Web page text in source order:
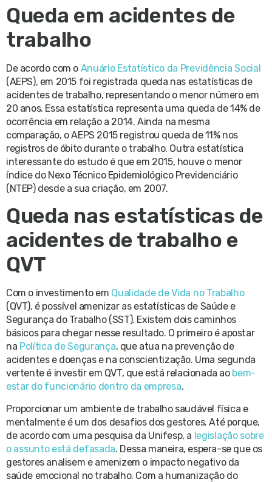
Queda em acidentes de
trabalho
De acordo com o Anuário Estatístico da Previdência Social
(AEPS), em 2015 foi registrada queda nas estatísticas de
acidentes de trabalho, representando o menor número em
20 anos. Essa estatística representa uma queda de 14% de
ocorrência em relação a 2014. Ainda na mesma
comparação, o AEPS 2015 registrou queda de 11% nos
registros de óbito durante o trabalho. Outra estatística
interessante do estudo é que em 2015, houve o menor
índice do Nexo Técnico Epidemiológico Previdenciário
(NTEP) desde a sua criação, em 2007.
Queda nas estatísticas de
acidentes de trabalho e
QVT
Com o investimento em Qualidade de Vida no Trabalho
(QVT), é possível amenizar as estatísticas de Saúde e
Segurança do Trabalho (SST). Existem dois caminhos
básicos para chegar nesse resultado. O primeiro é apostar
na Política de Segurança, que atua na prevenção de
acidentes e doenças e na conscientização. Uma segunda
vertente é investir em QVT, que está relacionada ao bem-
estar do funcionário dentro da empresa.
Proporcionar um ambiente de trabalho saudável física e
mentalmente é um dos desafios dos gestores. Até porque,
de acordo com uma pesquisa da Unifesp, a legislação sobre
o assunto está defasada. Dessa maneira, espera-se que os
gestores analisem e amenizem o impacto negativo da
saúde emocional no trabalho. Com a humanização do